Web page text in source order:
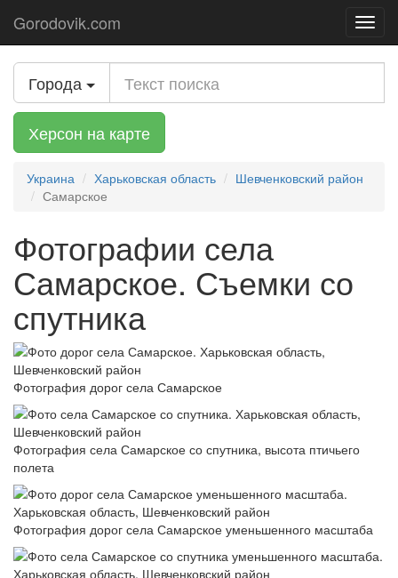
Gorodovik.com
Города
Херсон на карте
Украина Харьковская область
Шевченковский район
Самарское
Фотографии села
Самарское. Съемки со
спутника
Фотография дорог села Самарское
Фотография села Самарское со спутника, высота птичьего
полета
Фотография дорог села Самарское уменьшенного масштаба